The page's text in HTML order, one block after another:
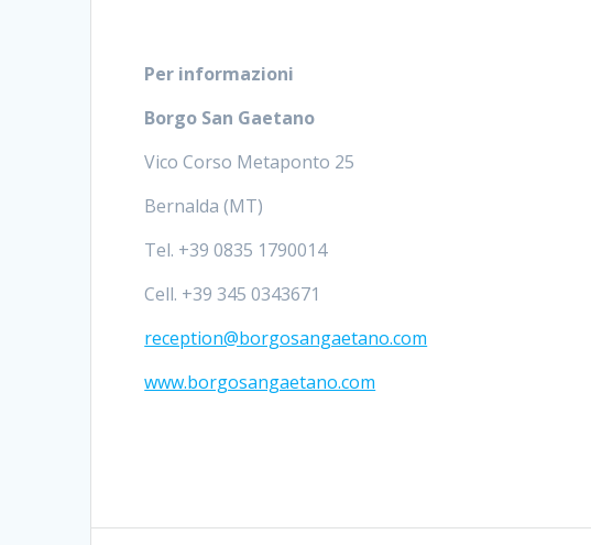
Per informazioni
Borgo San Gaetano
Vico Corso Metaponto 25
Bernalda (MT)
Tel. +39 0835 1790014
Cell. +39 345 0343671
reception@borgosangaetano.com
www.borgosangaetano.com